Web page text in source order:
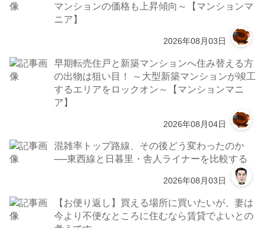
マンションの価格も上昇傾向～【マンションマ
ニア】
2026年08月03日
早期転売住戸と新築マンションへ住み替える方
の出物は狙い目！ ～大型新築マンションが竣工
するエリアをロックオン～【マンションマニ
ア】
2026年08月04日
混雑率トップ路線、その後どう変わったのか
──東西線と日暮里・舎人ライナーを比較する
2026年08月03日
【お便り返し】買える場所に買いたいが、妻は
今より不便なところに住むなら賃貸でよいとの